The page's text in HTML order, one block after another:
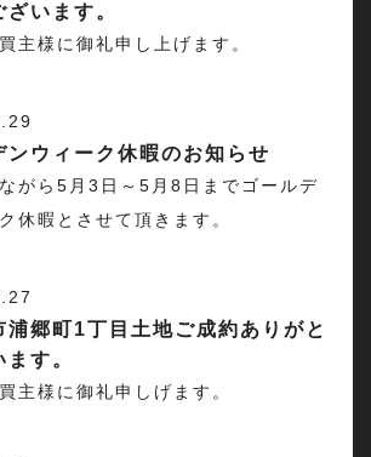
います。
主様に御礼申し上げます。
ンウィーク休暇のお知らせ
がら5月3日～5月8日までゴールデ
休暇とさせて頂きます。
浦郷町1丁目土地ご成約ありがと
す。
主様に御礼申しげます。